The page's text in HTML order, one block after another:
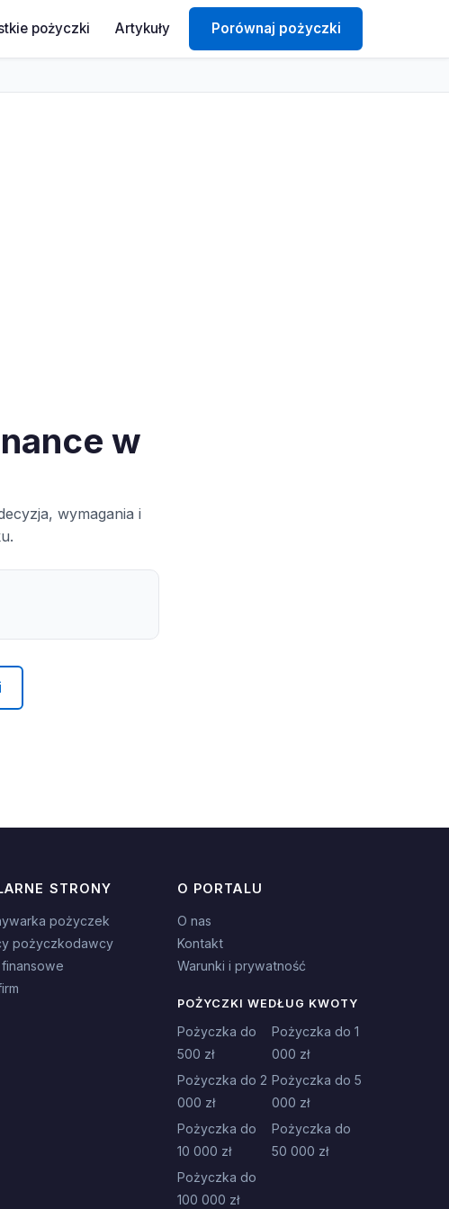
pożyczki Artykuły Porównaj pożyczki
w
wymagania i
STRONY
pożyczek
pożyczkodawcy
O PORTALU
O nas
Kontakt
Warunki i prywatność
POŻYCZKI WEDŁUG KWOTY
Pożyczka do
500 zł
Pożyczka do 1
000 zł
Pożyczka do 2
000 zł
Pożyczka do 5
000 zł
Pożyczka do
10 000 zł
Pożyczka do
50 000 zł
Pożyczka do
100 000 zł